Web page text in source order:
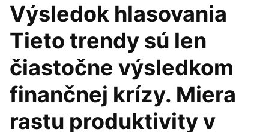
Výsledok hlasovania
Tieto trendy sú len
čiastočne výsledkom
finančnej krízy. Miera
rastu produktivity v